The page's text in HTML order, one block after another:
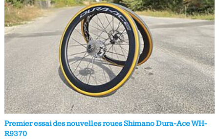
Premier essai des nouvelles roues Shimano Dura-Ace WH-
R9370